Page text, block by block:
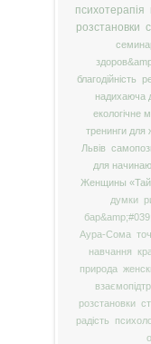
психотерапія
розстановки
благодійність
надихаюча
екологічне
тренинги
Львів
для
Женщины
думки
Аура-Сома
навчання
природа
розстановки
радість